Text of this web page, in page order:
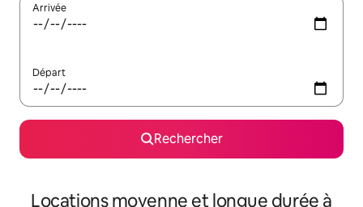
Arrivée
Départ
Rechercher
Locations moyenne et longue durée à